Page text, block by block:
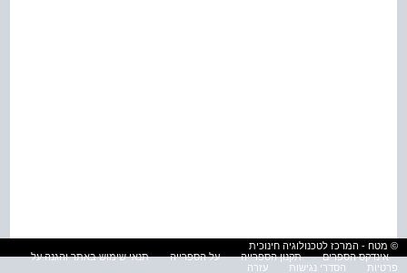
© מטח - המרכז לטכנולוגיה חינוכית
אינדקס הספרים
תקנון הספרייה על הספרייה
תנאי שימוש באתר והגנה על
פרטיות
הסדרי נגישות עזרה